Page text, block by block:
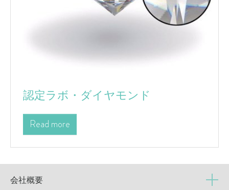
認定ラボ・ダイヤモンド
Read more
会社概要